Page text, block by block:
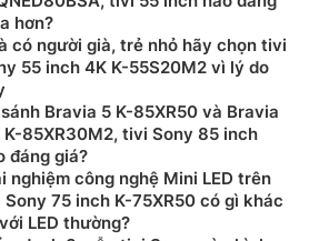
hơn?
có người già, trẻ nhỏ hãy chọn tivi
55 inch 4K K-55S20M2 vì lý do
Bravia 5 K-85XR50 và Bravia
K-85XR30M2, tivi Sony 85 inch
đáng giá?
nghiệm công nghệ Mini LED trên
75 inch K-75XR50 có gì khác
LED thường?